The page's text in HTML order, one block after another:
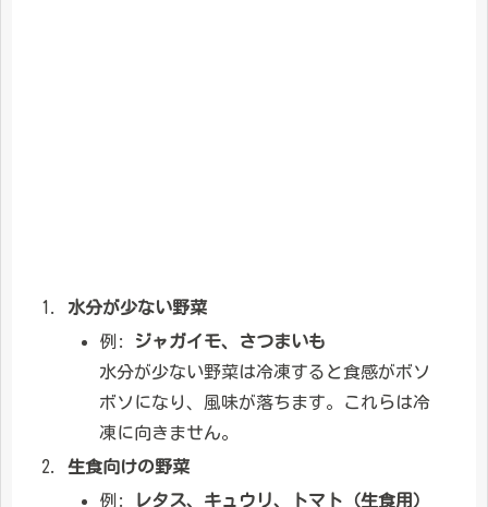
水分が少ない野菜
例:
ジャガイモ、さつまいも
水分が少ない野菜は冷凍すると食感がボソ
ボソになり、風味が落ちます。これらは冷
凍に向きません。
生食向けの野菜
例:
レタス、キュウリ、トマト（生食用）